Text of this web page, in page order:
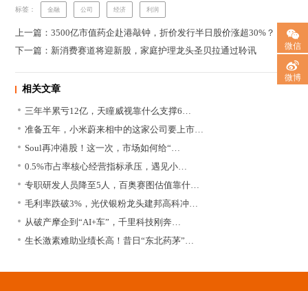
标签： 金融 公司 经济 利润
上一篇：3500亿市值药企赴港敲钟，折价发行半日股价涨超30%？
下一篇：新消费赛道将迎新股，家庭护理龙头圣贝拉通过聆讯
相关文章
三年半累亏12亿，天瞳威视靠什么支撑6…
准备五年，小米蔚来相中的这家公司要上市…
Soul再冲港股！这一次，市场如何给“…
0.5%市占率核心经营指标承压，遇见小…
专职研发人员降至5人，百奥赛图估值靠什…
毛利率跌破3%，光伏银粉龙头建邦高科冲…
从破产摩企到“AI+车”，千里科技刚奔…
生长激素难助业绩长高！昔日“东北药茅”…
微信
微博